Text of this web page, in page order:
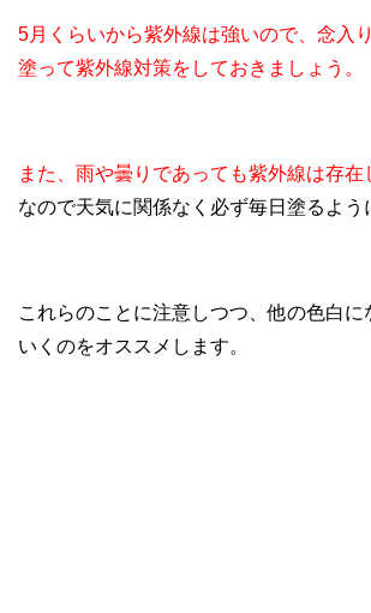
5月くらいから紫外線は強いので、念入
塗って紫外線対策をしておきましょう。
また、雨や曇りであっても紫外線は存在
なので天気に関係なく必ず毎日塗るよう
これらのことに注意しつつ、他の色白に
いくのをオススメします。